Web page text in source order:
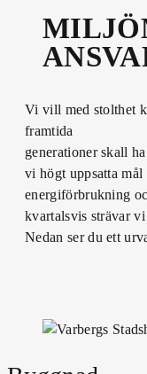
Vi vill med stolthet
framtida
generationer skall
vi högt uppsatta
energiförbrukning
kvartalsvis strävar
Nedan ser du ett